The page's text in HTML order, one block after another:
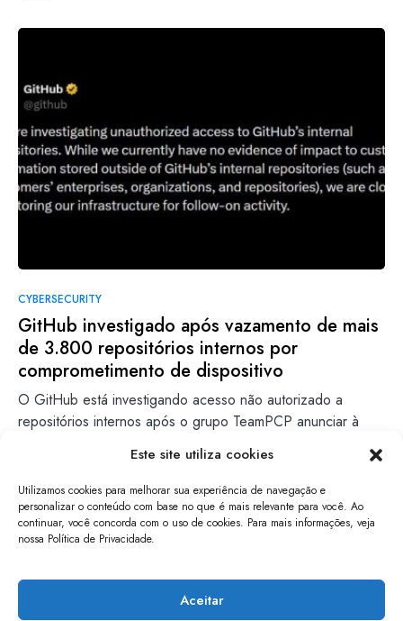
Este site utiliza cookies
Utilizamos cookies para melhorar sua experiência de navegação e
personalizar o conteúdo com base no que é mais relevante para você. Ao
continuar, você concorda com o uso de cookies. Para mais informações, veja
nossa Política de Privacidade.
Aceitar
CYBERSECURITY
GitHub investigado após vazamento de mais
de 3.800 repositórios internos por
comprometimento de dispositivo
O GitHub está investigando acesso não autorizado a
repositórios internos após o grupo TeamPCP anunciar à
25/05/2026
Leia mais
papo de software